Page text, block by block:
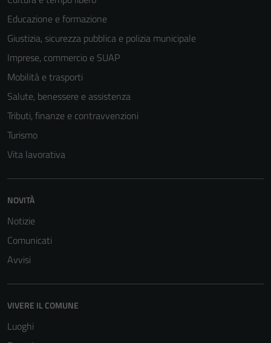
Educazione e formazione
Giustizia, sicurezza pubblica e polizia municipale
Imprese, commercio e SUAP
Mobilità e trasporti
Salute, benessere e assistenza
Tributi, finanze e contravvenzioni
Turismo
Vita lavorativa
NOVITÀ
Notizie
Comunicati
Avvisi
VIVERE IL COMUNE
Luoghi